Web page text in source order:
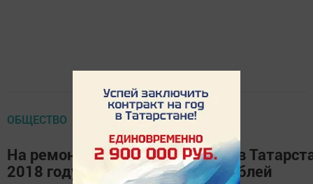
ОБЩЕСТВО
На ремонт подростковых клубов
2018 году выделили 100 млн рублей